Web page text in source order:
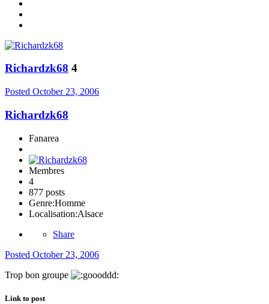
Richardzk68 4
Posted October 23, 2006
Richardzk68
Fanarea
Membres
4
877 posts
Genre:Homme
Localisation:Alsace
Share
Posted October 23, 2006
Trop bon groupe
Link to post